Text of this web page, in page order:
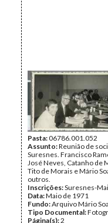
Pasta:06786.001.052
Assunto:Reunião de
Suresnes. Francisco
José Neves, Catanho de
Tito de Morais e Mário
outros.
Inscrições:Suresnes-
Data:Maio de 1971
Fundo:Arquivo Mário
Tipo Documental:
Página(s):2